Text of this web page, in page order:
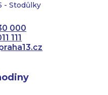
- Stodůlky
000
111